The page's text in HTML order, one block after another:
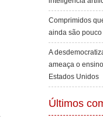
Comprimidos
ainda são pouco
A
ameaça o
Estados Unidos
Últimos